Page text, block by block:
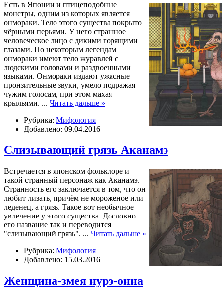
Есть в Японии и птицеподобные
монстры, одним из которых является
онмораки. Тело этого существа покрыто
чёрными перьями. У него страшное
человеческое лицо с дикими горящими
глазами. По некоторым легендам
онмораки имеют тело журавлей с
людскими головами и раздвоенными
языками. Онмораки издают ужасные
пронзительные звуки, умело подражая
чужим голосам, при этом махая
крыльями. ... Читать дальше »
Рубрика: Мифология
Добавлено: 09.04.2016
Слизывающий грязь Аканамэ
Встречается в японском фольклоре и
такой странный персонаж как Аканамэ.
Странность его заключается в том, что он
любит лизать, причём не мороженое или
леденец, а грязь. Такое вот необычное
увлечение у этого существа. Дословно
его название так и переводится
"слизывающий грязь". ... Читать дальше »
Рубрика: Мифология
Добавлено: 15.03.2016
Женщина-змея нурэ-онна